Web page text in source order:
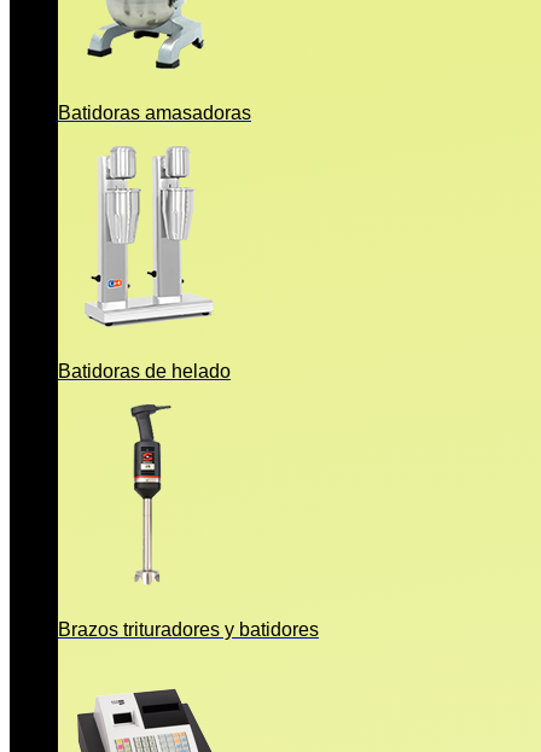
Batidoras amasadoras
Batidoras de helado
Brazos trituradores y batidores